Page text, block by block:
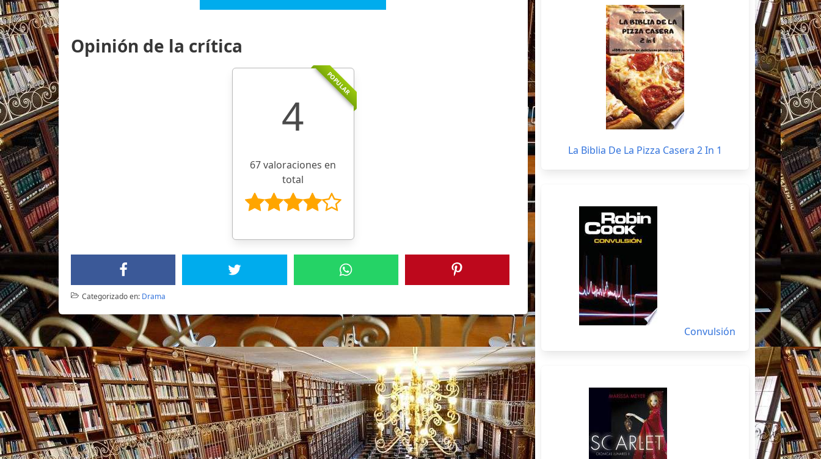
Opinión de la crítica
POPULAR
4
67 valoraciones en
total
Categorizado en: Drama
La Biblia De La Pizza Casera 2 In 1
Convulsión